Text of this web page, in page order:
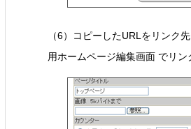
（6）コピーしたURLをリンク
用ホームページ編集画面 でリン